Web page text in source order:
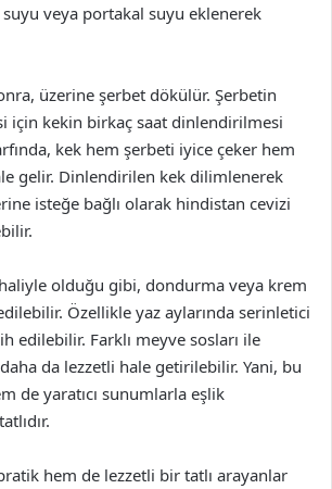
veya portakal suyu eklenerek
üzerine şerbet dökülür. Şerbetin
için kekin birkaç saat dinlendirilmesi
kek hem şerbeti iyice çeker hem
gelir. Dinlendirilen kek dilimlenerek
isteğe bağlı olarak hindistan cevizi
olduğu gibi, dondurma veya krem
Özellikle yaz aylarında serinletici
edilebilir. Farklı meyve sosları ile
da lezzetli hale getirilebilir. Yani, bu
de yaratıcı sunumlarla eşlik
hem de lezzetli bir tatlı arayanlar